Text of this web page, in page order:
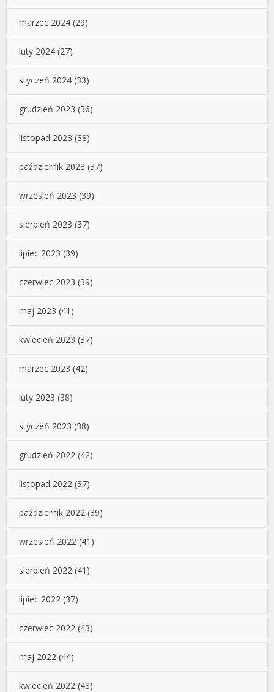
marzec 2024 (29)
luty 2024 (27)
styczeń 2024 (33)
grudzień 2023 (36)
listopad 2023 (38)
październik 2023 (37)
wrzesień 2023 (39)
sierpień 2023 (37)
lipiec 2023 (39)
czerwiec 2023 (39)
maj 2023 (41)
kwiecień 2023 (37)
marzec 2023 (42)
luty 2023 (38)
styczeń 2023 (38)
grudzień 2022 (42)
listopad 2022 (37)
październik 2022 (39)
wrzesień 2022 (41)
sierpień 2022 (41)
lipiec 2022 (37)
czerwiec 2022 (43)
maj 2022 (44)
kwiecień 2022 (43)